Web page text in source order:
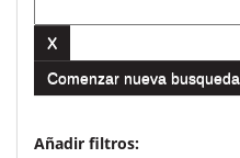
Comenzar nueva busqueda
Añadir filtros: